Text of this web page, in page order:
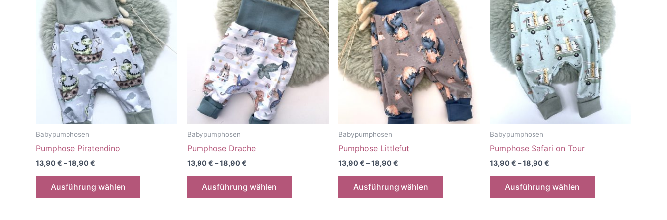
Babypumphosen
Pumphose Piratendino
13,90€ –18,90€
Ausführung wählen
Dieses
Babypumphosen
Pumphose Drache
13,90€ –18,90€
Ausführung wählen
Dieses
Babypumphosen
Pumphose Littlefut
13,90€ –18,90€
Ausführung wählen
Dieses
Babypumphosen
Pumphose Safari on Tour
13,90€ –18,90€
Ausführung wählen
Dieses